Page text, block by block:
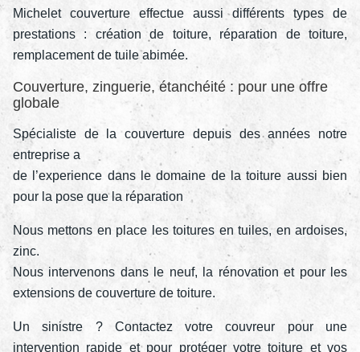
Michelet couverture effectue aussi différents types de
prestations : création de toiture, réparation de toiture,
remplacement de tuile abimée.
Couverture, zinguerie, étanchéité : pour une offre
globale
Spécialiste de la couverture depuis des années notre
entreprise a
de l’experience dans le domaine de la toiture aussi bien
pour la pose que la réparation
Nous mettons en place les toitures en tuiles, en ardoises,
zinc.
Nous intervenons dans le neuf, la rénovation et pour les
extensions de couverture de toiture.
Un sinistre ? Contactez votre couvreur pour une
intervention rapide et pour protéger votre toiture et vos